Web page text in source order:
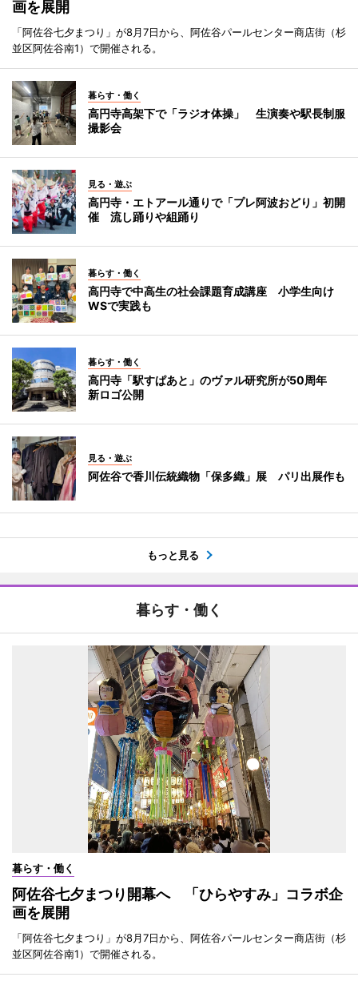
画を展開
「阿佐谷七夕まつり」が8月7日から、阿佐谷パールセンター商店街（杉
並区阿佐谷南1）で開催される。
暮らす・働く
高円寺高架下で「ラジオ体操」 生演奏や駅長制服
撮影会
見る・遊ぶ
高円寺・エトアール通りで「プレ阿波おどり」初開
催 流し踊りや組踊り
暮らす・働く
高円寺で中高生の社会課題育成講座 小学生向け
WSで実践も
暮らす・働く
高円寺「駅すぱあと」のヴァル研究所が50周年
新ロゴ公開
見る・遊ぶ
阿佐谷で香川伝統織物「保多織」展 パリ出展作も
もっと見る
暮らす・働く
暮らす・働く
阿佐谷七夕まつり開幕へ 「ひらやすみ」コラボ企
画を展開
「阿佐谷七夕まつり」が8月7日から、阿佐谷パールセンター商店街（杉
並区阿佐谷南1）で開催される。